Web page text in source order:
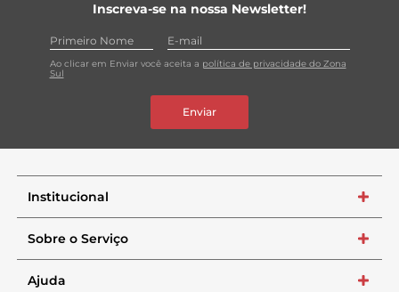
Inscreva-se na nossa Newsletter!
Ao clicar em Enviar você aceita a política de privacidade do Zona
Sul
Enviar
Institucional +
Sobre o Serviço +
Ajuda +